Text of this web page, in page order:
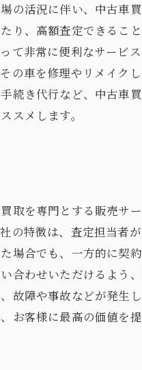
の活況に伴い、中古車
り、高額査定できるこ
て非常に便利なサービ
の車を修理やリメイク
続き代行など、中古車
スメします。
取を専門とする販売サ
の特徴は、査定担当者
場合でも、一方的に契
合わせいただけるよう
故障や事故などが発生
お客様に最高の価値を提